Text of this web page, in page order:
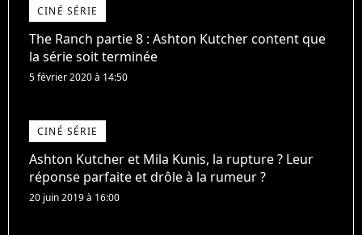
CINÉ SÉRIE
The Ranch partie 8 : Ashton Kutcher content que
la série soit terminée
5 février 2020 à 14:50
CINÉ SÉRIE
Ashton Kutcher et Mila Kunis, la rupture ? Leur
réponse parfaite et drôle à la rumeur ?
20 juin 2019 à 16:00